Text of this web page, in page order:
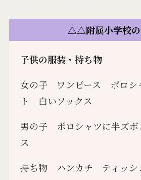
△△附属小学校
子供の服装・持ち物
女の子 ワンピース ポロシ
ト 白いソックス
男の子 ポロシャツに半ズ
ス
持ち物 ハンカチ ティッ